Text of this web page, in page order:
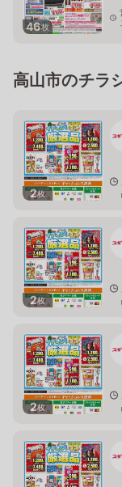
46枚
高山市のチラ
2枚
2枚
2枚